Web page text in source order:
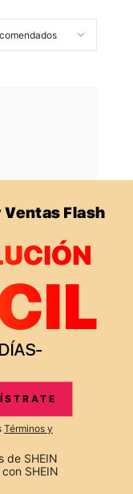
Suscribir
Términos y
de SHEIN
SHEIN